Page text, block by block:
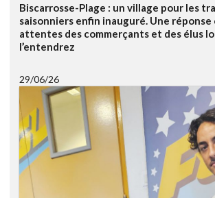
Biscarrosse-Plage : un village pour les
saisonniers enfin inauguré. Une
attentes des commerçants et des élus
l’entendrez
29/06/26